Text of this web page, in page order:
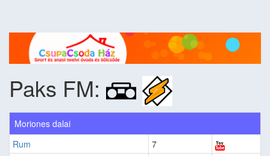
Paks FM:
Moriones dalai
Rum
7